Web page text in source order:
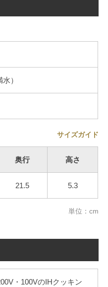
）
サイズガイド
奥行 高さ
21.5 5.3
単位：cm
・100VのIHクッキン